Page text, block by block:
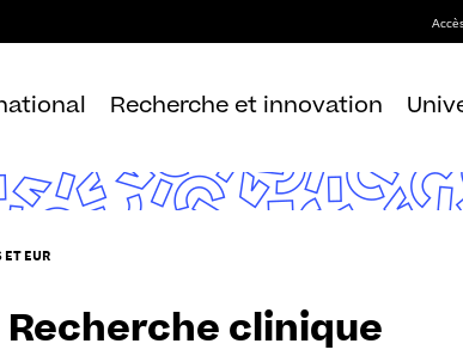
au
Recherche et innovation
ET EUR
clinique